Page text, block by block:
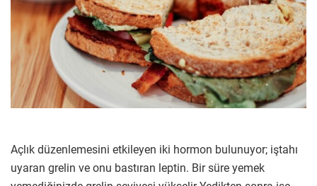
Açlık düzenlemesini etkileyen iki hormon bulunuyor; iştahı
uyaran grelin ve onu bastıran leptin. Bir süre yemek